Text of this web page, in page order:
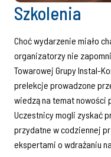
Szkolenia
Choć wydarzenie miało
organizatorzy nie
Towarowej Grupy Instal-
prelekcje prowadzone
wiedzą na temat nowości
Uczestnicy mogli zyskać
przydatne w codziennej
ekspertami o wdrażaniu